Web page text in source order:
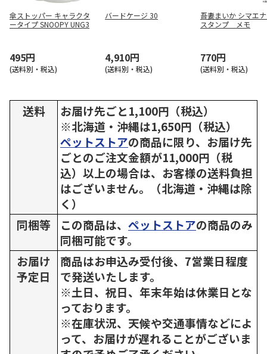
傘ストッパー キャラクタ
ータイプ SNOOPY UNG3
495円
(送料別・税込)
バードケージ 30
4,910円
(送料別・税込)
吾妻まいか シマエ
スタンプ メモ
770円
(送料別・税込)
送料
お届け先ごと1,100円（税込）
※北海道・沖縄は1,650円（税込）
ペットストアの商品に限り、お届け先
ごとのご注文金額が11,000円（税
込）以上の場合は、お客様の送料負担
はございません。（北海道・沖縄は除
く）
同梱等
この商品は、 ペットストアの商品のみ
同梱可能です。
お届け
予定日
商品はお申込み受付後、7営業日程度
で発送いたします。
※土日、祝日、年末年始は休業日とな
っております。
※在庫状況、天候や交通事情などによ
って、お届けが遅れることがございま